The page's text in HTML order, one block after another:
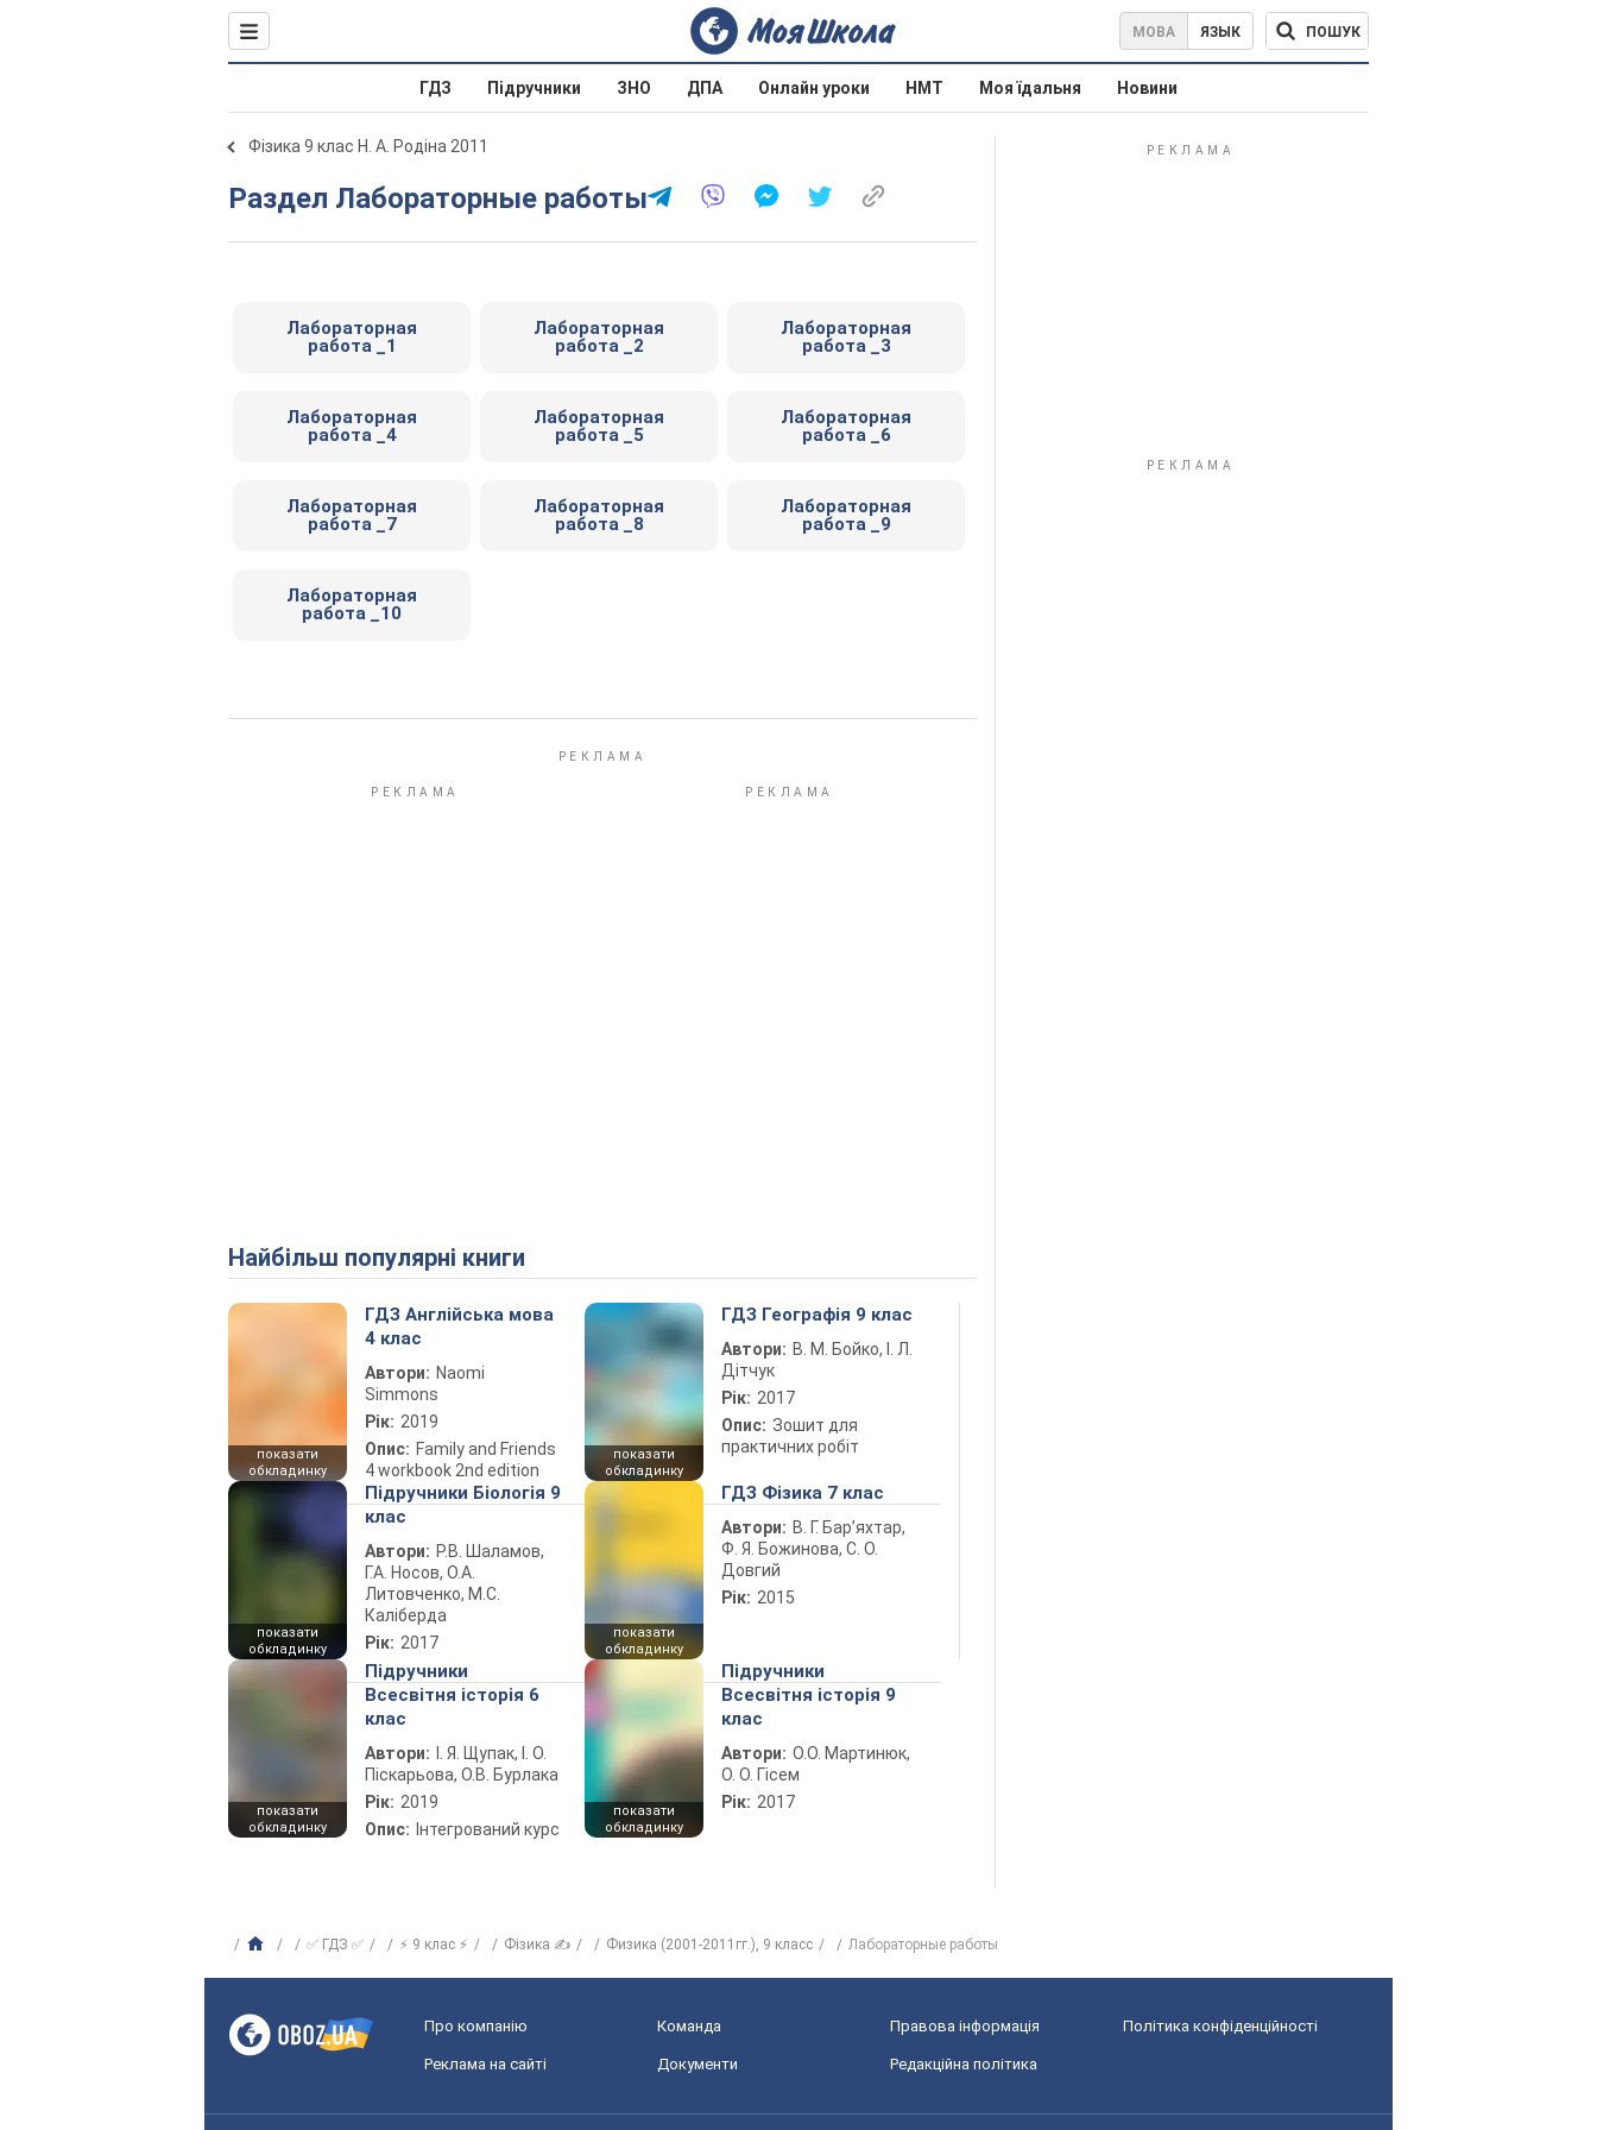
МОВА ЯЗЫК ПОШУК
ГДЗ Підручники ЗНО ДПА Онлайн уроки НМТ Моя їдальня Новини
Фізика 9 клас Н. А. Родіна 2011
Раздел Лабораторные работы
Лабораторная
работа _1
Лабораторная
работа _2
Лабораторная
работа _3
Лабораторная
работа _4
Лабораторная
работа _5
Лабораторная
работа _6
Лабораторная
работа _7
Лабораторная
работа _8
Лабораторная
работа _9
Лабораторная
работа _10
Найбільш популярні книги
показати
обкладинку
ГДЗ Англійська мова
4 клас
Автори: Naomi
Simmons
Рік: 2019
Опис: Family and Friends
4 workbook 2nd edition
показати
обкладинку
ГДЗ Географія 9 клас
Автори: В. М. Бойко, І. Л.
Дітчук
Рік: 2017
Опис: Зошит для
практичних робіт
показати
обкладинку
Підручники Біологія 9
клас
Автори: Р.В. Шаламов,
Г.А. Носов, О.А.
Литовченко, М.С.
Каліберда
Рік: 2017
показати
обкладинку
ГДЗ Фізика 7 клас
Автори: В. Г. Бар’яхтар,
Ф. Я. Божинова, С. О.
Довгий
Рік: 2015
показати
обкладинку
Підручники
Всесвітня історія 6
клас
Автори:
І. Я. Щупак, І. О.
Піскарьова, О.В. Бурлака
Рік: 2019
Опис: Інтегрований курс
показати
обкладинку
Підручники
Всесвітня історія 9
клас
Автори: О.О. Мартинюк,
О. О. Гісем
Рік: 2017
✅ ГДЗ ✅ ⚡ 9 клас ⚡ Фізика ✍ Физика (2001-2011гг.), 9 класс Лабораторные работы
Про компанію Команда Правова інформація Політика конфіденційності
Реклама на сайті Документи Редакційна політика